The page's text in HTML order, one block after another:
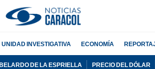
UNIDAD INVESTIGATIVA ECONOMÍA
DE LA ESPRIELLA PRECIO DEL DÓLAR